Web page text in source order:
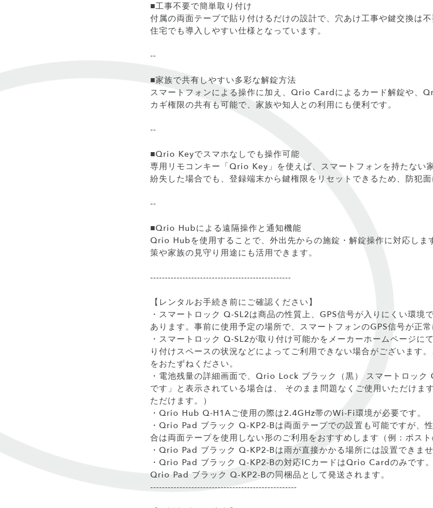
■工事不要で簡単取り付け
付属の両面テープで貼り付けるだけの設計で、穴あけ工事や鍵交換は
住宅でも導入しやすい仕様となっています。
--
■家族で共有しやすい多彩な解錠方法
スマートフォンによる操作に加え、Qrio Cardによるカード解錠や、
カギ権限の共有も可能で、家族や知人との利用にも便利です。
--
■Qrio Keyでスマホなしでも操作可能
専用リモコンキー「Qrio Key」を使えば、スマートフォンを持たない
紛失した場合でも、登録端末から鍵権限をリセットできるため、防犯面
--
■Qrio Hubによる遠隔操作と通知機能
Qrio Hubを使用することで、外出先からの施錠・解錠操作に対応しま
策や家族の見守り用途にも活用できます。
------------------------------------------------
【レンタルお手続き前にご確認ください】
・スマートロック Q-SL2は商品の性質上、GPS信号が入りにくい環
あります。事前に使用予定の場所で、スマートフォンのGPS信号が正
・スマートロック Q-SL2が取り付け可能かをメーカーホームページ
り付けスペースの状況などによってご利用できない場合がございま
をおたずねください。
・電池残量の詳細画面で、Qrio Lock ブラック（黒） スマートロッ
です」と表示されている場合は、 そのまま問題なくご使用いただけ
ただけます。）
・Qrio Hub Q-H1Aご使用の際は2.4GHz帯のWi-Fi環境が必要です。
・Qrio Pad ブラック Q‐KP2-Bは両面テープでの設置も可能ですが、
合は両面テープを使用しない形のご利用をおすすめします（例：ポスト
・Qrio Pad ブラック Q‐KP2-Bは雨が直接かかる場所には設置できませ
・Qrio Pad ブラック Q‐KP2-Bの対応ICカードはQrio Cardのみです
Qrio Pad ブラック Q‐KP2-Bの同梱品として発送されます。
--------------------------------------------------